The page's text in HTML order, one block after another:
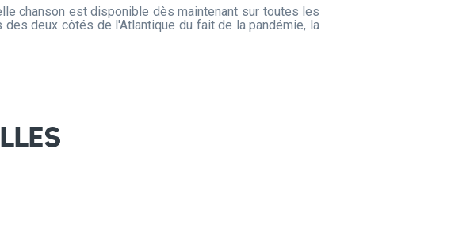
chanson est disponible dès maintenant sur toutes les
deux côtés de l'Atlantique du fait de la pandémie, la